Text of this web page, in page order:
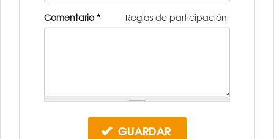
Reglas de participación
Comentario*
GUARDAR